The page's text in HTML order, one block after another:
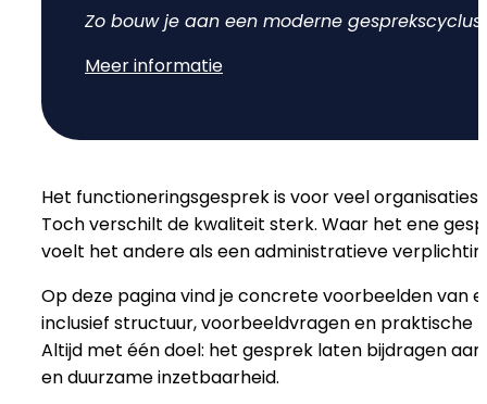
GROEI & INZICHT
HR Analytics NIEUW
AI Coach Talli
Alle features bekijken
Blog
Brochure
Contact
Zo bouw je aan een moderne
Meer informatie
Het functioneringsgesprek is voor veel
Toch verschilt de kwaliteit sterk. Waar het ene
voelt het andere als een administratieve
Op deze pagina vind je concrete voorbeelden van
inclusief structuur, voorbeeldvragen en praktische
Altijd met één doel: het gesprek laten bijdragen
en duurzame inzetbaarheid.